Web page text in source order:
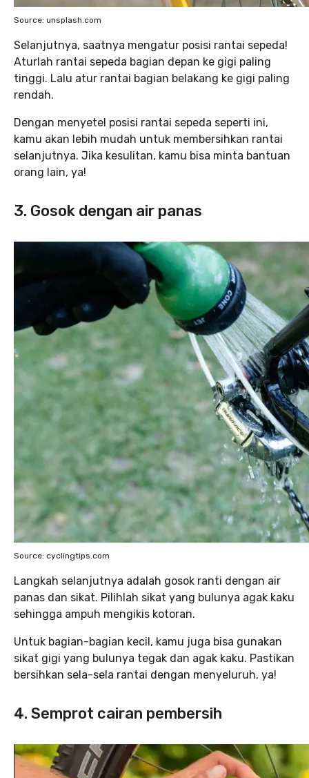
Source: unsplash.com
Selanjutnya, saatnya mengatur posisi rantai sepeda!
Aturlah rantai sepeda bagian depan ke gigi paling
tinggi. Lalu atur rantai bagian belakang ke gigi paling
rendah.
Dengan menyetel posisi rantai sepeda seperti ini,
kamu akan lebih mudah untuk membersihkan rantai
selanjutnya. Jika kesulitan, kamu bisa minta bantuan
orang lain, ya!
3. Gosok dengan air panas
Source: cyclingtips.com
Langkah selanjutnya adalah gosok ranti dengan air
panas dan sikat. Pilihlah sikat yang bulunya agak kaku
sehingga ampuh mengikis kotoran.
Untuk bagian-bagian kecil, kamu juga bisa gunakan
sikat gigi yang bulunya tegak dan agak kaku. Pastikan
bersihkan sela-sela rantai dengan menyeluruh, ya!
4. Semprot cairan pembersih